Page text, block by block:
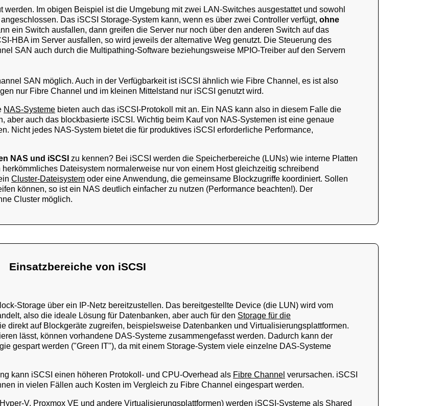
Im obigen Beispiel ist die Umgebung mit zwei LAN-Switches ausgestattet und sowohl
Das iSCSI Storage-System kann, wenn es über zwei Controller verfügt, ohne
ein Switch ausfallen, dann greifen die Server nur noch über den anderen Switch auf das
HBA im Server ausfallen, so wird jeweils der alternative Weg genutzt. Die Steuerung des
SAN auch durch die Multipathing-Software beziehungsweise MPIO-Treiber auf den Servern
SAN möglich. Auch in der Verfügbarkeit ist iSCSI ähnlich wie Fibre Channel, es ist also
nur Fibre Channel und im kleinen Mittelstand nur iSCSI genutzt wird.
NAS-Systeme bieten auch das iSCSI-Protokoll mit an. Ein NAS kann also in diesem Falle die
aber auch das blockbasierte iSCSI. Wichtig beim Kauf von NAS-Systemen ist eine genaue
Nicht jedes NAS-System bietet die für produktives iSCSI erforderliche Performance,
NAS und iSCSI zu kennen? Bei iSCSI werden die Speicherbereiche (LUNs) wie interne Platten
Dateisystem normalerweise nur von einem Host gleichzeitig schreibend
Cluster-Dateisystem oder eine Anwendung, die gemeinsame Blockzugriffe koordiniert. Sollen
können, so ist ein NAS deutlich einfacher zu nutzen (Performance beachten!). Der
Cluster möglich.
Einsatzbereiche von iSCSI
Storage über ein IP-Netz bereitzustellen. Das bereitgestellte Device (die LUN) wird vom
also die ideale Lösung für Datenbanken, aber auch für den Storage für die
direkt auf Blockgeräte zugreifen, beispielsweise Datenbanken und Virtualisierungsplattformen.
lässt, können vorhandene DAS-Systeme zusammengefasst werden. Dadurch kann der
gespart werden ("Green IT"), da mit einem Storage-System viele einzelne DAS-Systeme
kann iSCSI einen höheren Protokoll- und CPU-Overhead als Fibre Channel verursachen. iSCSI
in vielen Fällen auch Kosten im Vergleich zu Fibre Channel eingespart werden.
V, Proxmox VE und andere Virtualisierungsplattformen) werden iSCSI-Systeme als Shared